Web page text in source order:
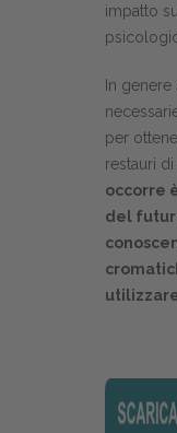
impatto
In genere
per
restauri
occorre
del